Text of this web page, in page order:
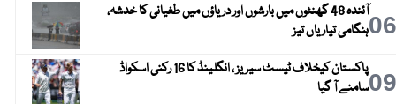
06
آئندہ 48 گھنٹوں میں بارشوں اور دریاؤں میں طغیانی کا خدشہ،
ہنگامی تیاریاں تیز
09
پاکستان کیخلاف ٹیسٹ سیریز ، انگلینڈ کا 16 رکنی اسکواڈ
سامنے آ گیا